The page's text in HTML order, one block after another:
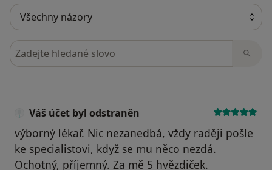
Hledejte v názorech
Váš účet byl odstraněn
výborný lékař. Nic nezanedbá, vždy raději pošle
ke specialistovi, když se mu něco nezdá.
Ochotný, příjemný. Za mě 5 hvězdiček.